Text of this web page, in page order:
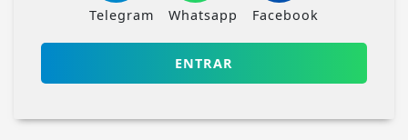
Telegram Whatsapp Facebook
ENTRAR